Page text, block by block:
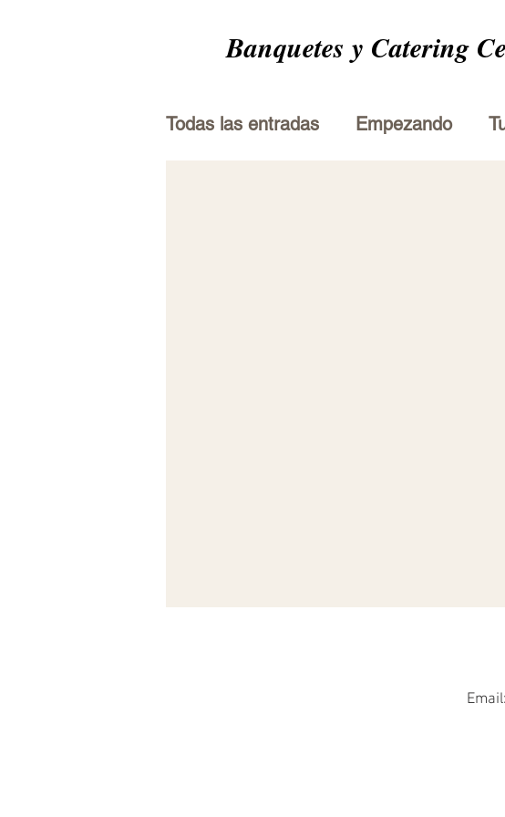
Banquetes y Catering
Todas las entradas Empezando
Email: